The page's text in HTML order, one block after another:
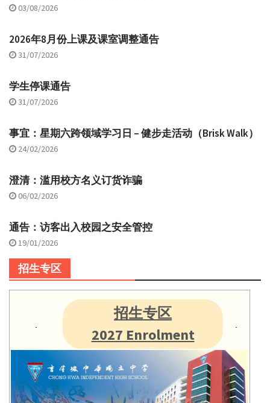
03/08/2026
2026年8月份上课及课室调整通告
31/07/2026
学生停课通告
31/07/2026
事宜：星期六跨领域学习日 – 健步走活动（Brisk Walk）
24/02/2026
澄清：滥用校方名义订货诈骗
06/02/2026
通告：访客出入校园之安全管控
19/01/2026
招生专区
招生专区
2027 Enrolment